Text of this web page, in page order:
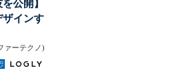
公開】
ザインす
ァーテクノ)